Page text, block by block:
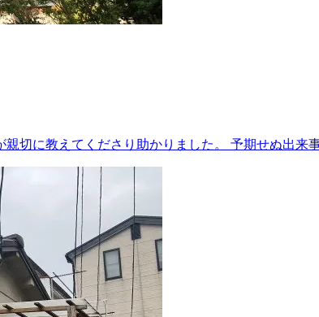
切に教えてくださり助かりました。 予期せぬ出